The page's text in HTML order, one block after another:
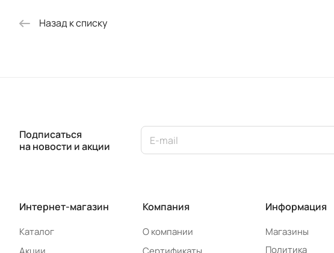
Назад к списку
Подписаться
на новости и акции
Интернет-магазин
Каталог
Компания
О компании
Информация
Магазины
Политика